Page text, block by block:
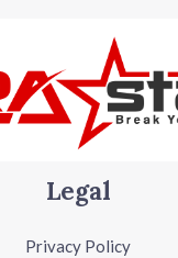
Legal
Privacy Policy